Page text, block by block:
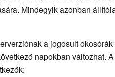
Mindegyik azonban
a jogosult okosórák
napokban változhat. A